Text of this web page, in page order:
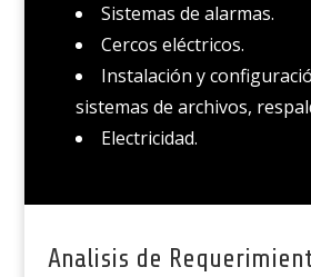
Sistemas de alarmas.
Cercos eléctricos.
Instalación y
sistemas de archivos,
Electricidad.
Analisis de